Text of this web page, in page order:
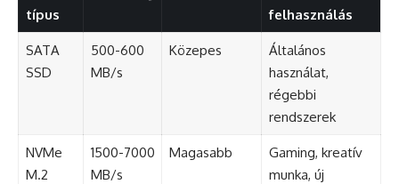
típus
felhasználás
SATA
SSD
500-600
MB/s
Közepes
Általános
használat,
régebbi
rendszerek
NVMe
M.2
1500-7000
MB/s
Magasabb
Gaming, kreatív
munka, új